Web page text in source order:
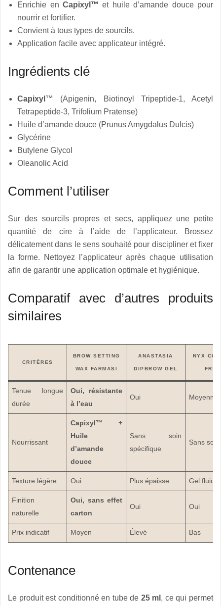
Enrichie en Capixyl™ et huile d’amande douce pour
nourrir et fortifier.
Convient à tous types de sourcils.
Application facile avec applicateur intégré.
Ingrédients clé
Capixyl™
(Apigenin, Biotinoyl Tripeptide-1, Acetyl
Tetrapeptide-3, Trifolium Pratense)
Huile d’amande douce (Prunus Amygdalus Dulcis)
Glycérine
Butylene Glycol
Oleanolic Acid
Comment l’utiliser
Sur des sourcils propres et secs, appliquez une petite
quantité de cire à l’aide de l’applicateur. Brossez
délicatement dans le sens souhaité pour discipliner et fixer
la forme. Nettoyez l’applicateur après chaque utilisation
afin de garantir une application optimale et hygiénique.
Comparatif avec d’autres produits
similaires
CRITÈRES
BROW SETTING
WAX FARMASI
ANASTASIA
DIPBROW GEL
NYX
Tenue longue
durée
Oui, résistante
à l’eau
Oui Moyenne
Nourrissant
Capixyl™ +
Huile
d’amande
douce
Sans soin
spécifique
Sans soin
Texture légère Oui Plus épaisse Gel fluide
Finition
naturelle
Oui, sans effet
carton
Oui Oui
Prix indicatif Moyen Élevé Bas
Contenance
Le produit est conditionné en tube de 25 ml , ce qui permet